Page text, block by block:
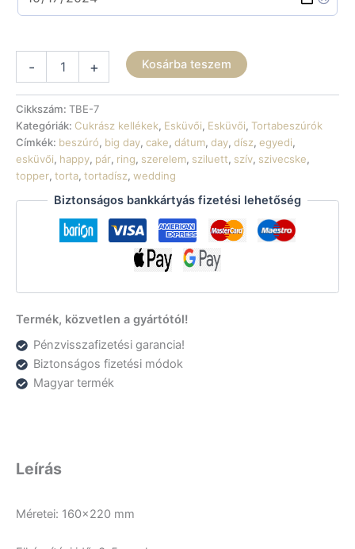
-
és
gyűrűk
2
dátummal
mennyiség
+ Kosárba teszem
Cikkszám: TBE-7
Kategóriák: Cukrász kellékek, Esküvői, Esküvői, Tortabeszúrók
Címkék: beszúró, big day, cake, dátum, day, dísz, egyedi,
esküvői, happy, pár, ring, szerelem, sziluett, szív, szivecske,
topper, torta, tortadísz, wedding
Biztonságos bankkártyás fizetési lehetőség
Termék, közvetlen a gyártótól!
Pénzvisszafizetési garancia!
Biztonságos fizetési módok
Magyar termék
Leírás
Méretei: 160×220 mm